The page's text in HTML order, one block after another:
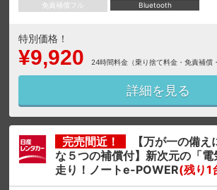
免責補償フル
Bluetooth
特別価格！
¥9,920 24時間料金（乗り捨て料金・免責補償
詳細を見る
完売間近！
【万が一の備え
な５つの補償付】新次元の「電
走り！ノートe-POWER(残り1